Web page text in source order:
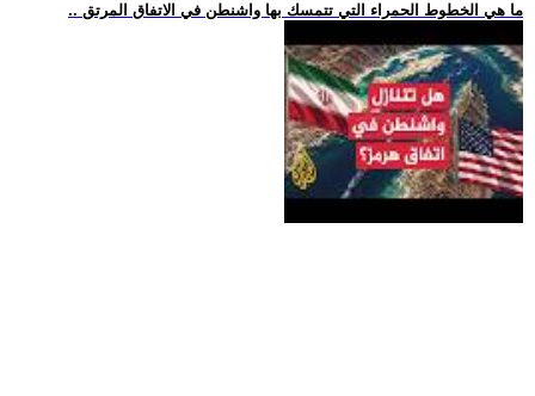
.. ما هي الخطوط الحمراء التي تتمسك بها واشنطن في الاتفاق المرتق